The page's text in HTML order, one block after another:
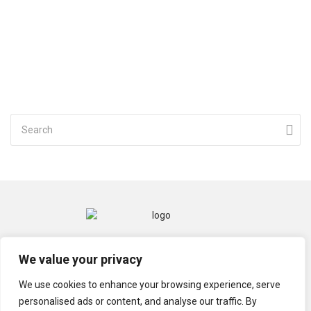
We value your privacy
We use cookies to enhance your browsing experience, serve
personalised ads or content, and analyse our traffic. By
CONTACT
MENTIONS LÉGALES